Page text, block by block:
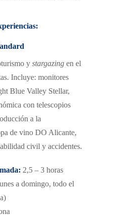
y stargazing en el
Incluye: monitores
Blue Valley Stellar,
con telescopios
a la
de vino DO Alicante,
civil y accidentes.
2,5 – 3 horas
a domingo, todo el